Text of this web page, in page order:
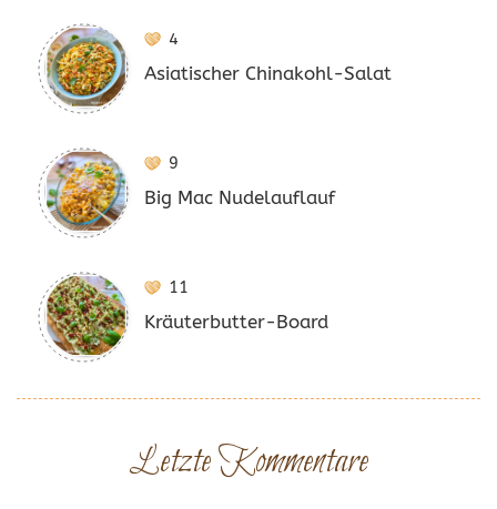
4
Asiatischer Chinakohl-Salat
9
Big Mac Nudelauflauf
11
Kräuterbutter-Board
Letzte Kommentare